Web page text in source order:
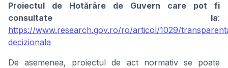
Proiectul de Hotărâre de Guvern care pot fi
consultate la:
https://www.research.gov.ro/ro/articol/1029/
decizionala
De asemenea, proiectul de act normativ se poate